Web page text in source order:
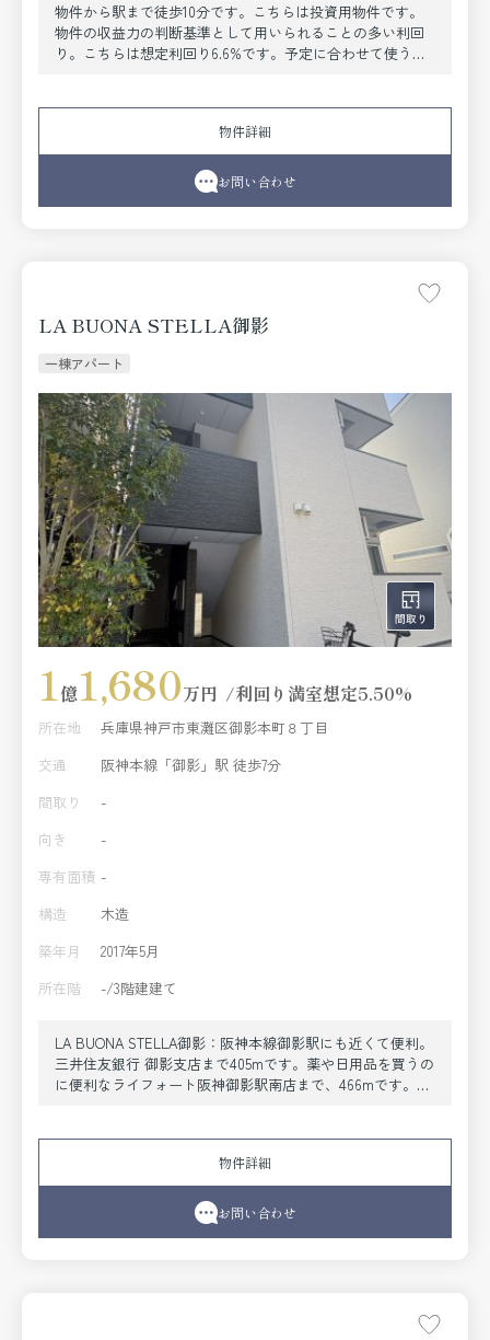
物件から駅まで徒歩10分です。こちらは投資用物件です。
物件の収益力の判断基準として用いられることの多い利回
り。こちらは想定利回り6.6%です。予定に合わせて使う駅
物件詳細
お問い合わせ
LA BUONA STELLA御影
一棟アパート
1 億1,680万円 利回り 満室想定5.50%
所在地
兵庫県神戸市東灘区御影本町８丁目
交通
阪神本線「御影」駅 徒歩7分
間取り
-
向き
-
専有面積 -
構造
木造
築年月
2017年5月
所在階
-/3階建建て
LA BUONA STELLA御影：阪神本線御影駅にも近くて便利。
三井住友銀行 御影支店まで405mです。薬や日用品を買うの
に便利なライフォート阪神御影駅南店まで、466mです。駅
が多いのが利回りです。5.5%の表面利回りの物件はこち
ら。こちらは平成29年5月竣工・築8年の物件です。当物件
は投資用物件です。
物件詳細
お問い合わせ